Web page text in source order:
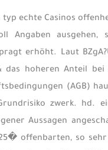
echte Casinos
Angaben ausgehen,
erhöht. Laut
das hoheren Anteil
(AGB)
zwerk. hd.
Aussagen
offenbarten, so